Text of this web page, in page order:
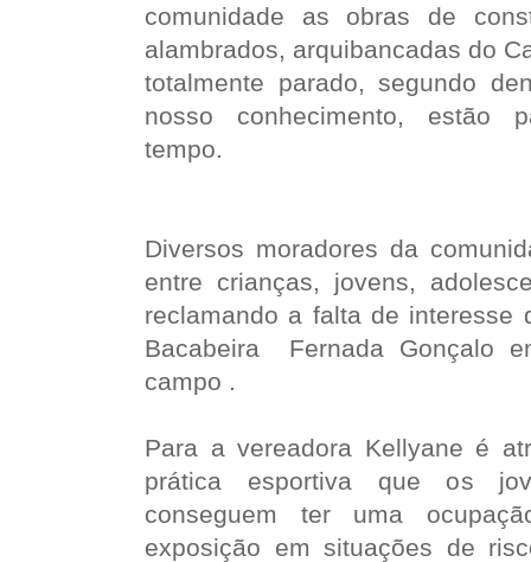
comunidade as obras de
alambrados, arquibancadas do
totalmente parado, segundo
nosso conhecimento, estão
tempo.
Diversos moradores da
entre crianças, jovens,
reclamando a falta de interesse
Bacabeira Fernada Gonçalo
campo .
Para a vereadora Kellyane é
prática esportiva que os
conseguem ter uma
exposição em situações de